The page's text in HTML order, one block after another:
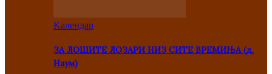
Kалендар
ЗА ЛОШИТЕ ЛОЗАРИ НИЗ СИТЕ ВРЕМИЊА (д.
Наум)